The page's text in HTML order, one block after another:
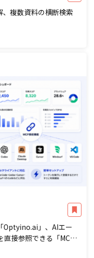
複数資料の横断検索
Optyino.ai」、AIエー
接参照できる「MCP